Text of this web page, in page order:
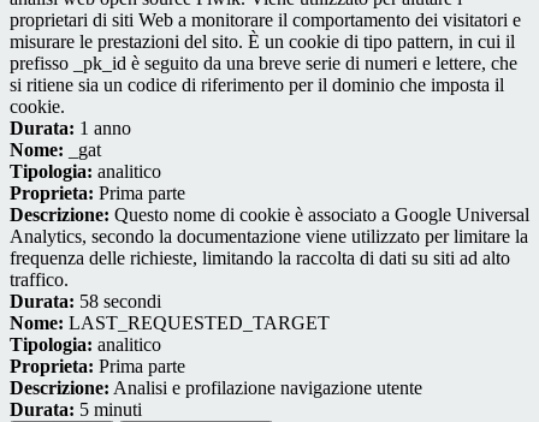
proprietari di siti Web a monitorare il comportamento dei visitatori e
misurare le prestazioni del sito. È un cookie di tipo pattern, in cui il
prefisso _pk_id è seguito da una breve serie di numeri e lettere, che
si ritiene sia un codice di riferimento per il dominio che imposta il
cookie.
Durata: 1 anno
Nome: _gat
Tipologia: analitico
Proprieta: Prima parte
Descrizione: Questo nome di cookie è associato a Google Universal
Analytics, secondo la documentazione viene utilizzato per limitare la
frequenza delle richieste, limitando la raccolta di dati su siti ad alto
traffico.
Durata: 58 secondi
Nome: LAST_REQUESTED_TARGET
Tipologia: analitico
Proprieta: Prima parte
Descrizione: Analisi e profilazione navigazione utente
Durata: 5 minuti